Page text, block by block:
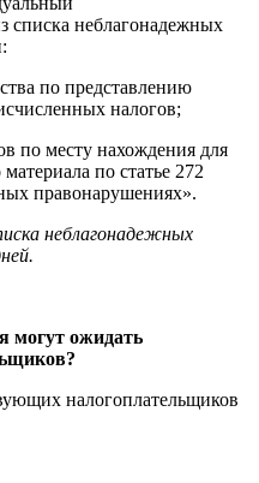
списка неблагонадежных
по представлению
налогов;
по месту нахождения для
по статье 272
правонарушениях».
неблагонадежных
могут ожидать
налогоплательщиков